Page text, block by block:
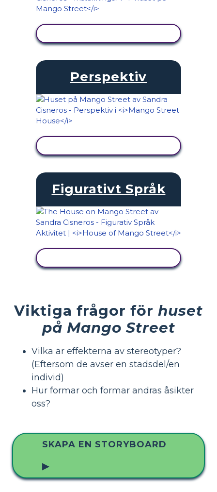
Perspektiv
Figurativt Språk
Viktiga frågor för huset
på Mango Street
Vilka är effekterna av stereotyper?
(Eftersom de avser en stadsdel/en
individ)
Hur formar och formar andras åsikter
oss?
SKAPA EN STORYBOARD
▶